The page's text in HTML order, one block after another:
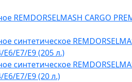
REMDORSELMASH CARGO
синтетическое
Е6/E7/E9 (205 л.)
синтетическое
Е6/E7/E9 (20 л.)